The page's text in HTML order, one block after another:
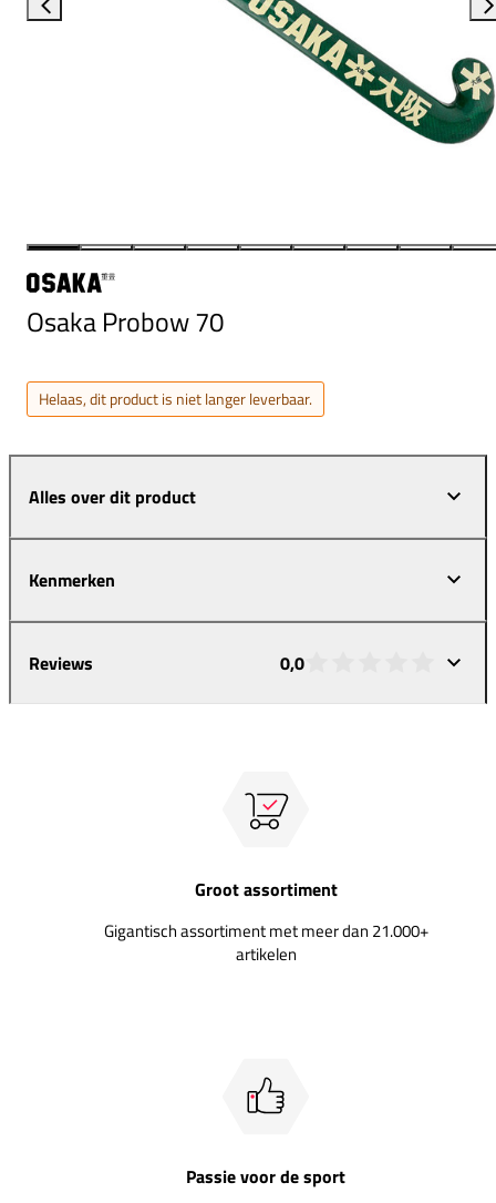
Osaka Probow 70
Helaas, dit product is niet langer leverbaar.
Alles over dit product
Kenmerken
Reviews 0,0
Groot assortiment
Gigantisch assortiment met meer dan 21.000+
artikelen
Passie voor de sport